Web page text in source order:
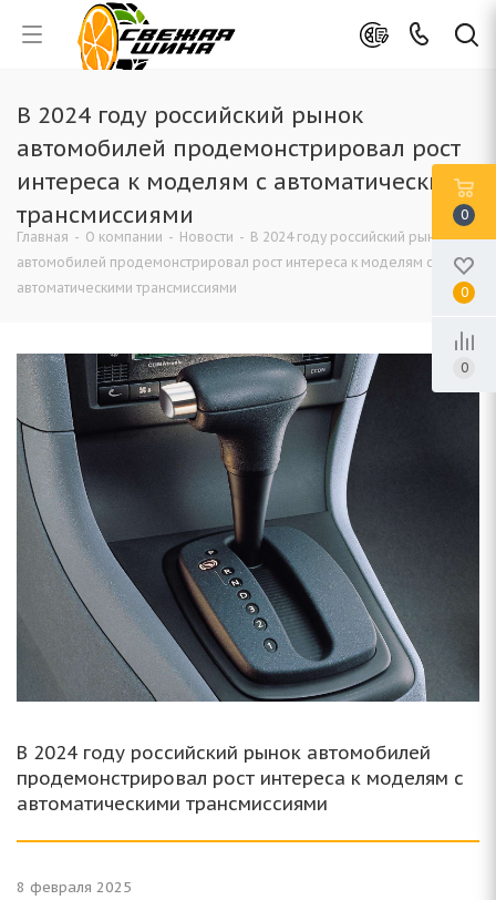
В 2024 году российский рынок
автомобилей продемонстрировал рост
интереса к моделям с автоматическими
трансмиссиями
Главная - О компании - Новости - В 2024 году российский рынок
автомобилей продемонстрировал рост интереса к моделям с
автоматическими трансмиссиями
В 2024 году российский рынок автомобилей
продемонстрировал рост интереса к моделям с
автоматическими трансмиссиями
8 февраля 2025
0
0
0